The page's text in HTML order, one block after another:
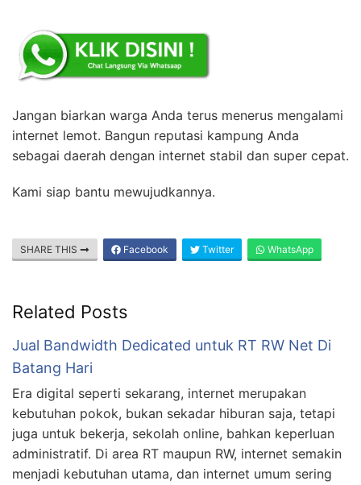
Jangan biarkan warga Anda terus menerus mengalami
internet lemot. Bangun reputasi kampung Anda
sebagai daerah dengan internet stabil dan super cepat.
Kami siap bantu mewujudkannya.
SHARE THIS Facebook Twitter WhatsApp
Related Posts
Jual Bandwidth Dedicated untuk RT RW Net Di
Batang Hari
Era digital seperti sekarang, internet merupakan
kebutuhan pokok, bukan sekadar hiburan saja, tetapi
juga untuk bekerja, sekolah online, bahkan keperluan
administratif. Di area RT maupun RW, internet semakin
menjadi kebutuhan utama, dan internet umum sering